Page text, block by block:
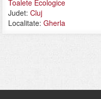
Toalete Ecologice
Judet: Cluj
Localitate: Gherla